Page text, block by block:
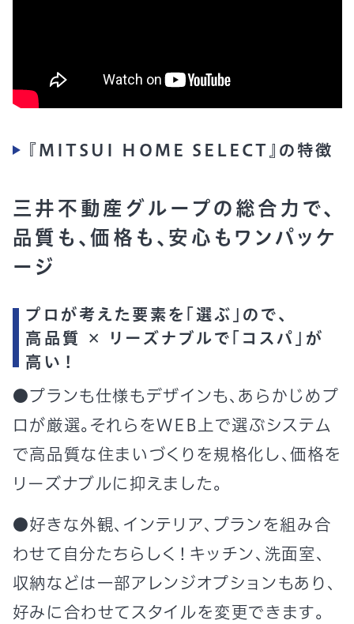
『MITSUI HOME SELECT』の特徴
三井不動産グループの総合力で、
品質も、価格も、安心もワンパッケ
ージ
プロが考えた要素を「選ぶ」ので、
高品質 × リーズナブルで「コスパ」が
高い！
●プランも仕様もデザインも、あらかじめプ
ロが厳選。それらをWEB上で選ぶシステム
で高品質な住まいづくりを規格化し、価格を
リーズナブルに抑えました。
●好きな外観、インテリア、プランを組み合
わせて自分たちらしく！キッチン、洗面室、
収納などは一部アレンジオプションもあり、
好みに合わせてスタイルを変更できます。